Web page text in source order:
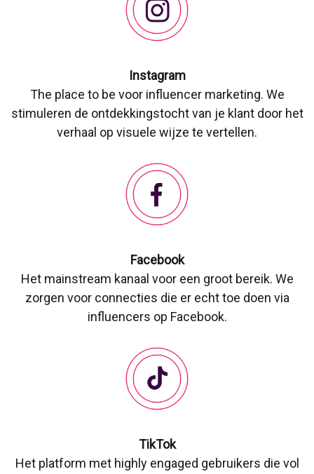
Instagram
The place to be voor influencer marketing. We
stimuleren de ontdekkingstocht van je klant door het
verhaal op visuele wijze te vertellen.
Facebook
Het mainstream kanaal voor een groot bereik. We
zorgen voor connecties die er echt toe doen via
influencers op Facebook.
TikTok
Het platform met highly engaged gebruikers die vol